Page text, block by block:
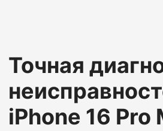
Точная
iPhone 16 Pro